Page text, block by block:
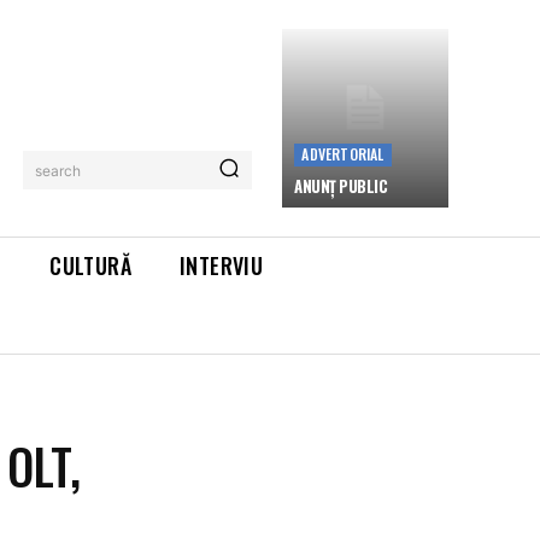
search
ADVERTORIAL
ANUNȚ PUBLIC
CULTURĂ INTERVIU